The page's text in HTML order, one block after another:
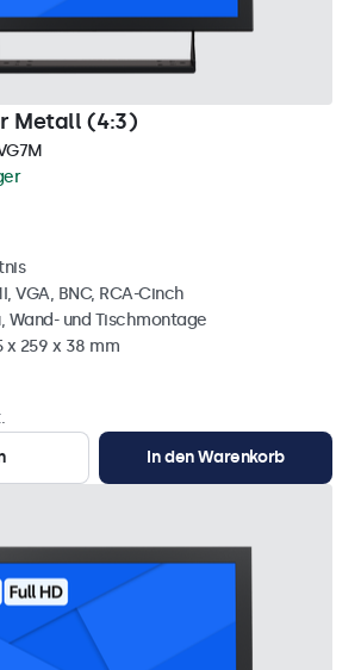
Metall (4:3)
VGA, BNC, RCA-Cinch
Wand- und Tischmontage
x 259 x 38 mm
In den Warenkorb